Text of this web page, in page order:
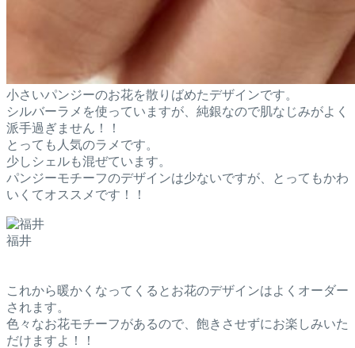
小さいパンジーのお花を散りばめたデザインです。
シルバーラメを使っていますが、純銀なので肌なじみがよく
派手過ぎません！！
とっても人気のラメです。
少しシェルも混ぜています。
パンジーモチーフのデザインは少ないですが、とってもかわ
いくてオススメです！！
福井
これから暖かくなってくるとお花のデザインはよくオーダー
されます。
色々なお花モチーフがあるので、飽きさせずにお楽しみいた
だけますよ！！